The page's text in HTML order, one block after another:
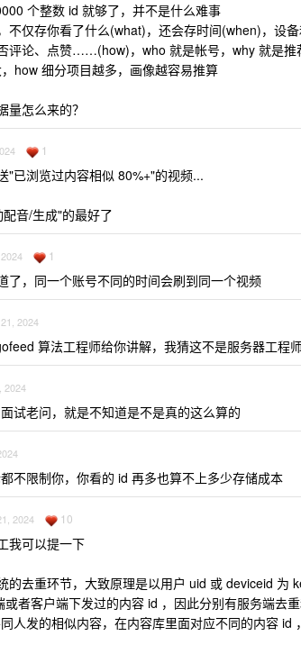
个整数 id 就够了，并不是什么难事
不仅存你看了什么(what)，还会存时间(when)，设
评论、点赞……(how)，who 就是帐号，why 就是推
how 细分项目越多，画像越容易推算
量怎么来的？
1
"已浏览过内容相似 80%+"的视频...
音/生成"的最好了
1
了，同一个账号不同的时间会刷到同一个视频
2024
算法工程师给你讲解，我猜这不是服务器工程
2024
试老问，就是不知道是不是真的这么算的
不限制你，你看的 id 再多也算不上多少存储成本
2024 10
我可以提一下
的去重环节，大致原理是以用户 uid 或 deviceid 为
者客户端下发过的内容 id ，因此分别有服务端去
人发的相似内容，在内容库里面对应不同的内容 id